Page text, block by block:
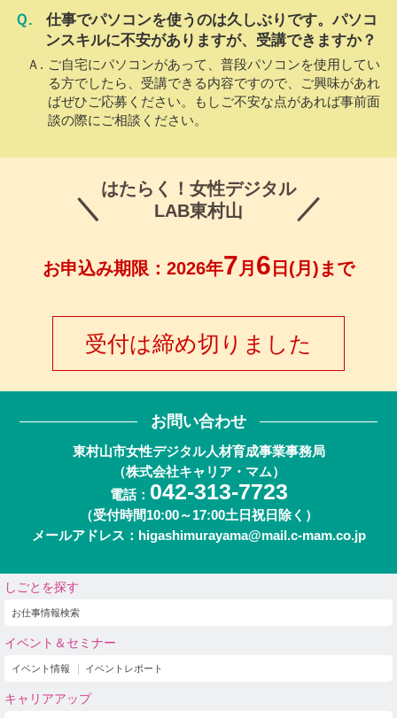
仕事でパソコンを使うのは久しぶりです。パソコ
ンスキルに不安がありますが、受講できますか？
ご自宅にパソコンがあって、普段パソコンを使用してい
る方でしたら、受講できる内容ですので、ご興味があれ
ばぜひご応募ください。もしご不安な点があれば事前面
談の際にご相談ください。
はたらく！女性デジタル
LAB東村山
お申込み期限：2026年7 月 6 日(月)まで
受付は締め切りました
お問い合わせ
東村山市女性デジタル人材育成事業事務局
（株式会社キャリア・マム）
電話： 042-313-7723
（受付時間10:00～17:00土日祝日除く）
メールアドレス：higashimurayama@mail.c-mam.co.jp
しごとを探す
お仕事情報検索
イベント＆セミナー
イベント情報 イベントレポート
キャリアアップ